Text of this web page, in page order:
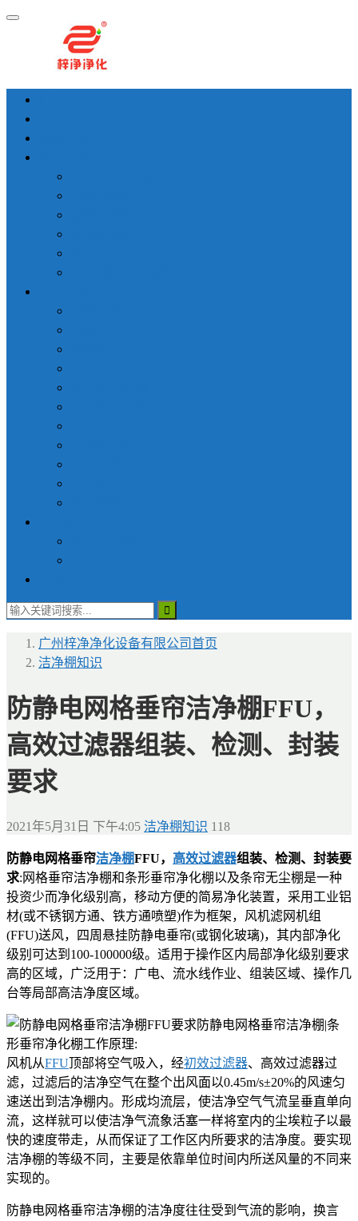
广州梓净净化设备有限公司首页
洁净棚知识
防静电网格垂帘洁净棚FFU，
高效过滤器组装、检测、封装
要求
2021年5月31日 下午4:05 洁净棚知识 118
防静电网格垂帘洁净棚FFU， 高效过滤器组装、检测、封装要
求:网格垂帘洁净棚和条形垂帘净化棚以及条帘无尘棚是一种
投资少而净化级别高，移动方便的简易净化装置，采用工业铝
材(或不锈钢方通、铁方通喷塑)作为框架，风机滤网机组
(FFU)送风，四周悬挂防静电垂帘(或钢化玻璃)，其内部净化
级别可达到100-100000级。适用于操作区内局部净化级别要求
高的区域，广泛用于：广电、流水线作业、组装区域、操作几
台等局部高洁净度区域。
防静电网格垂帘洁净棚|条
形垂帘净化棚工作原理:
风机从FFU顶部将空气吸入，经初效过滤器、高效过滤器过
滤，过滤后的洁净空气在整个出风面以0.45m/s±20%的风速匀
速送出到洁净棚内。形成均流层，使洁净空气气流呈垂直单向
流，这样就可以使洁净气流象活塞一样将室内的尘埃粒子以最
快的速度带走，从而保证了工作区内所要求的洁净度。要实现
洁净棚的等级不同，主要是依靠单位时间内所送风量的不同来
实现的。
防静电网格垂帘洁净棚的洁净度往往受到气流的影响，换言